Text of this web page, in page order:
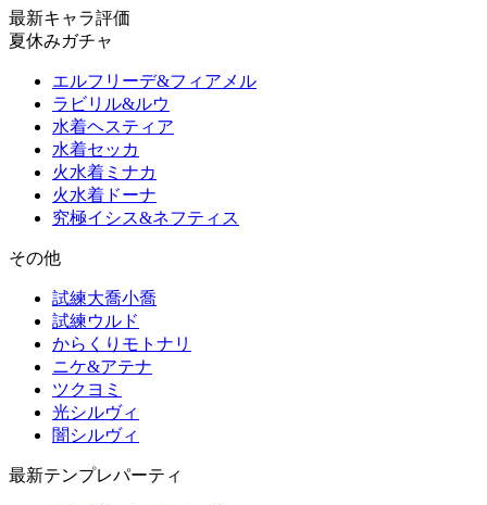
最新キャラ評価
夏休みガチャ
エルフリーデ&フィアメル
ラビリル&ルウ
水着ヘスティア
水着セッカ
火水着ミナカ
火水着ドーナ
究極イシス&ネフティス
その他
試練大喬小喬
試練ウルド
からくりモトナリ
ニケ&アテナ
ツクヨミ
光シルヴィ
闇シルヴィ
最新テンプレパーティ